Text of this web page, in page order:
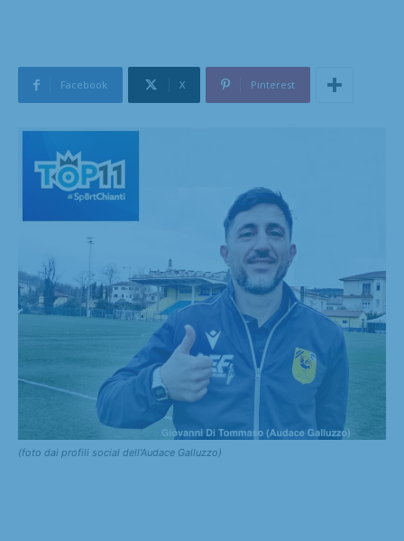
Facebook X Pinterest
(foto dai profili social dell'Audace Galluzzo)